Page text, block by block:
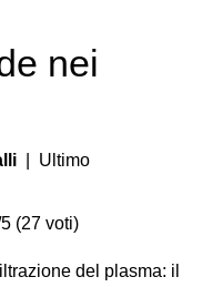
nei
| Ultimo
(27 voti)
del plasma: il